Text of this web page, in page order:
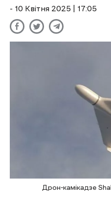
- 10 Квітня 2025 | 17:05
Дрон-камікадзе